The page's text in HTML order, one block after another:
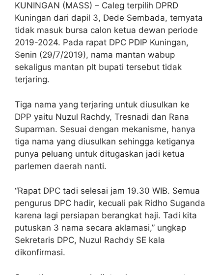
KUNINGAN (MASS) – Caleg terpilih DPRD
Kuningan dari dapil 3, Dede Sembada, ternyata
tidak masuk bursa calon ketua dewan periode
2019-2024. Pada rapat DPC PDIP Kuningan,
Senin (29/7/2019), nama mantan wabup
sekaligus mantan plt bupati tersebut tidak
terjaring.
Tiga nama yang terjaring untuk diusulkan ke
DPP yaitu Nuzul Rachdy, Tresnadi dan Rana
Suparman. Sesuai dengan mekanisme, hanya
tiga nama yang diusulkan sehingga ketiganya
punya peluang untuk ditugaskan jadi ketua
parlemen daerah nanti.
“Rapat DPC tadi selesai jam 19.30 WIB. Semua
pengurus DPC hadir, kecuali pak Ridho Suganda
karena lagi persiapan berangkat haji. Tadi kita
putuskan 3 nama secara aklamasi,” ungkap
Sekretaris DPC, Nuzul Rachdy SE kala
dikonfirmasi.